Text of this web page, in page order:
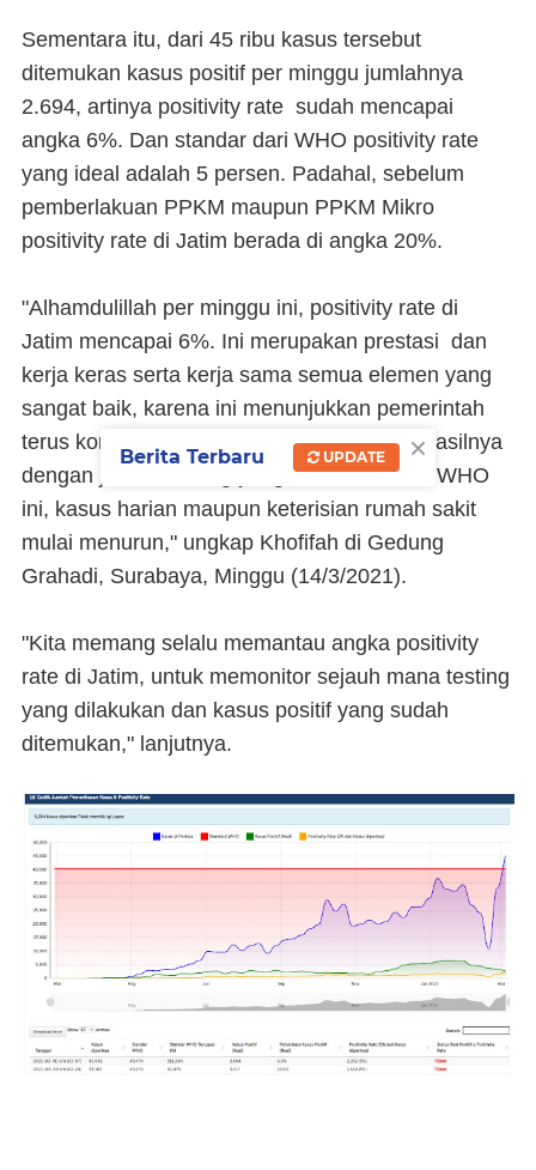
Sementara itu, dari 45 ribu kasus tersebut
ditemukan kasus positif per minggu jumlahnya
2.694, artinya positivity rate sudah mencapai
angka 6%. Dan standar dari WHO positivity rate
yang ideal adalah 5 persen. Padahal, sebelum
pemberlakuan PPKM maupun PPKM Mikro
positivity rate di Jatim berada di angka 20%.
"Alhamdulillah per minggu ini, positivity rate di
Jatim mencapai 6%. Ini merupakan prestasi dan
kerja keras serta kerja sama semua elemen yang
sangat baik, karena ini menunjukkan pemerintah
terus konsisten meningkatkan testing dan hasilnya
dengan jumlah testing yang sesuai standar WHO
ini, kasus harian maupun keterisian rumah sakit
mulai menurun," ungkap Khofifah di Gedung
Grahadi, Surabaya, Minggu (14/3/2021).
"Kita memang selalu memantau angka positivity
rate di Jatim, untuk memonitor sejauh mana testing
yang dilakukan dan kasus positif yang sudah
ditemukan," lanjutnya.
×
Berita Terbaru UPDATE